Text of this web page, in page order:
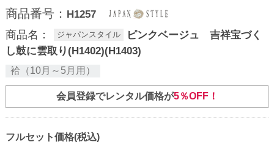
商品番号： H1257
商品名： ジャパンスタイル
ピンクベージュ 吉祥宝づく
し鼓に雲取り(H1402)(H1403)
袷（10月～5月用）
会員登録でレンタル価格が5％OFF！
フルセット価格(税込)